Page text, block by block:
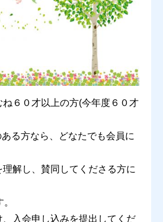
６０才以上の方(今年度６０才
る方なら、どなたでも会員に
解し、賛同してくださる方に
入会申し込みを提出してくだ